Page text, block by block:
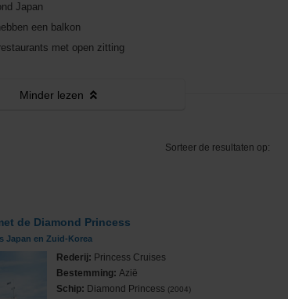
Oost-Middellandse Zee
Westkust VS
Hawaii
Noordkaap
IJsland
Australië & Nieuw Zeeland
aanvragen
Japan
een balkon
met open zitting
Minderlezen
Sorteer de resultaten op:
de Diamond Princess
Japan en Zuid-Korea
Rederij: Princess Cruises
Bestemming:Azië
Schip: Diamond Princess (2004)